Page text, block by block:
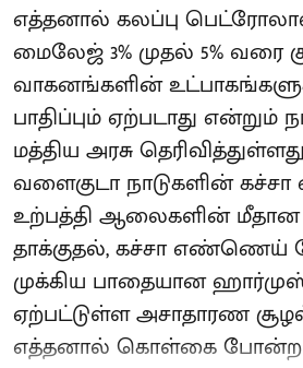
எத்தனால் கலப்பு
மைலேஜ் 3% முதல் 5% வரை
வாகனங்களின்
பாதிப்பும் ஏற்படாது என்றும்
மத்திய அரசு
வளைகுடா நாடுகளின்
உற்பத்தி ஆலைகளின் மீதான
தாக்குதல், கச்சா எண்ணெய்
முக்கிய பாதையான
ஏற்பட்டுள்ள அசாதாரண
எத்தனால் கொள்கை போன்ற